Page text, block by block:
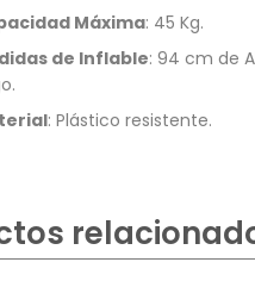
Máxima: 45 Kg.
de Inflable: 94 cm de
: Plástico resistente.